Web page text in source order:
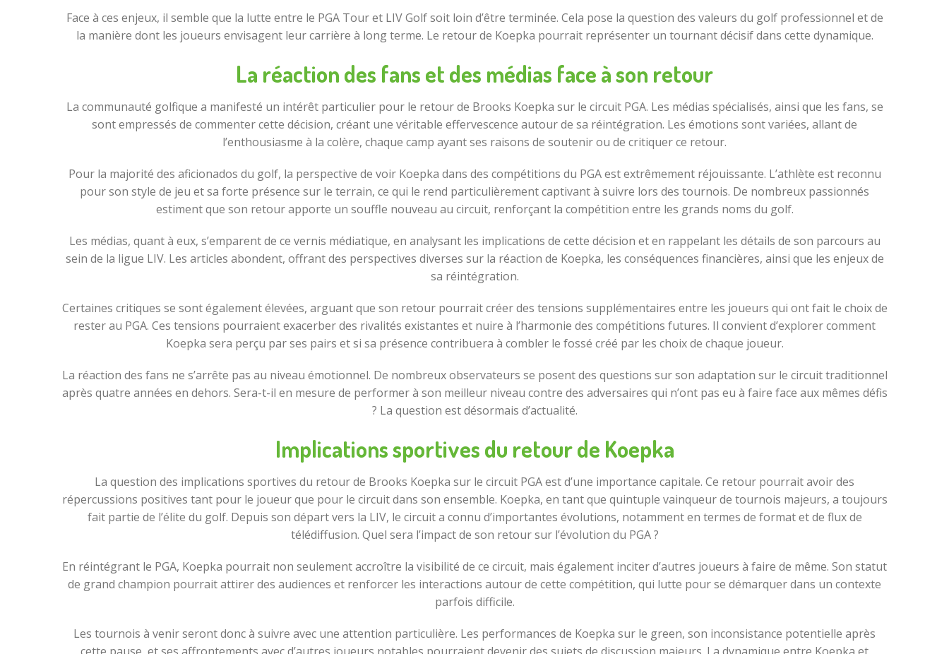
Face à ces enjeux, il semble que la lutte entre le PGA Tour et LIV Golf soit loin d’être terminée. Cela pose la question des valeurs du golf professionnel et de
la manière dont les joueurs envisagent leur carrière à long terme. Le retour de Koepka pourrait représenter un tournant décisif dans cette dynamique.
La réaction des fans et des médias face à son retour
La communauté golfique a manifesté un intérêt particulier pour le retour de Brooks Koepka sur le circuit PGA. Les médias spécialisés, ainsi que les fans, se
sont empressés de commenter cette décision, créant une véritable effervescence autour de sa réintégration. Les émotions sont variées, allant de
l’enthousiasme à la colère, chaque camp ayant ses raisons de soutenir ou de critiquer ce retour.
Pour la majorité des aficionados du golf, la perspective de voir Koepka dans des compétitions du PGA est extrêmement réjouissante. L’athlète est reconnu
pour son style de jeu et sa forte présence sur le terrain, ce qui le rend particulièrement captivant à suivre lors des tournois. De nombreux passionnés
estiment que son retour apporte un souffle nouveau au circuit, renforçant la compétition entre les grands noms du golf.
Les médias, quant à eux, s’emparent de ce vernis médiatique, en analysant les implications de cette décision et en rappelant les détails de son parcours au
sein de la ligue LIV. Les articles abondent, offrant des perspectives diverses sur la réaction de Koepka, les conséquences financières, ainsi que les enjeux de
sa réintégration.
Certaines critiques se sont également élevées, arguant que son retour pourrait créer des tensions supplémentaires entre les joueurs qui ont fait le choix de
rester au PGA. Ces tensions pourraient exacerber des rivalités existantes et nuire à l’harmonie des compétitions futures. Il convient d’explorer comment
Koepka sera perçu par ses pairs et si sa présence contribuera à combler le fossé créé par les choix de chaque joueur.
La réaction des fans ne s’arrête pas au niveau émotionnel. De nombreux observateurs se posent des questions sur son adaptation sur le circuit traditionnel
après quatre années en dehors. Sera-t-il en mesure de performer à son meilleur niveau contre des adversaires qui n’ont pas eu à faire face aux mêmes défis
? La question est désormais d’actualité.
Implications sportives du retour de Koepka
La question des implications sportives du retour de Brooks Koepka sur le circuit PGA est d’une importance capitale. Ce retour pourrait avoir des
répercussions positives tant pour le joueur que pour le circuit dans son ensemble. Koepka, en tant que quintuple vainqueur de tournois majeurs, a toujours
fait partie de l’élite du golf. Depuis son départ vers la LIV, le circuit a connu d’importantes évolutions, notamment en termes de format et de flux de
télédiffusion. Quel sera l’impact de son retour sur l’évolution du PGA ?
En réintégrant le PGA, Koepka pourrait non seulement accroître la visibilité de ce circuit, mais également inciter d’autres joueurs à faire de même. Son statut
de grand champion pourrait attirer des audiences et renforcer les interactions autour de cette compétition, qui lutte pour se démarquer dans un contexte
parfois difficile.
Les tournois à venir seront donc à suivre avec une attention particulière. Les performances de Koepka sur le green, son inconsistance potentielle après